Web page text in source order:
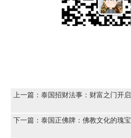
上一篇：泰国招财法事：财富之门开启
下一篇：泰国正佛牌：佛教文化的瑰宝